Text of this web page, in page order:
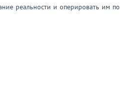
реальности и оперировать им по